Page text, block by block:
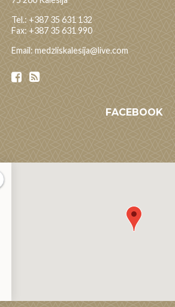
Tel.: +387 35 631 132
Fax: +387 35 631 990
Email: medzliskalesija@live.com
FACEBOOK